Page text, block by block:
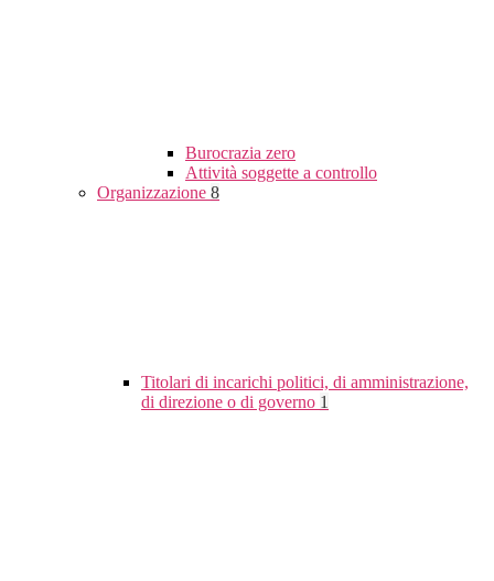
Burocrazia zero
Attività soggette a controllo
Organizzazione 8
Titolari di incarichi politici, di amministrazione,
di direzione o di governo 1